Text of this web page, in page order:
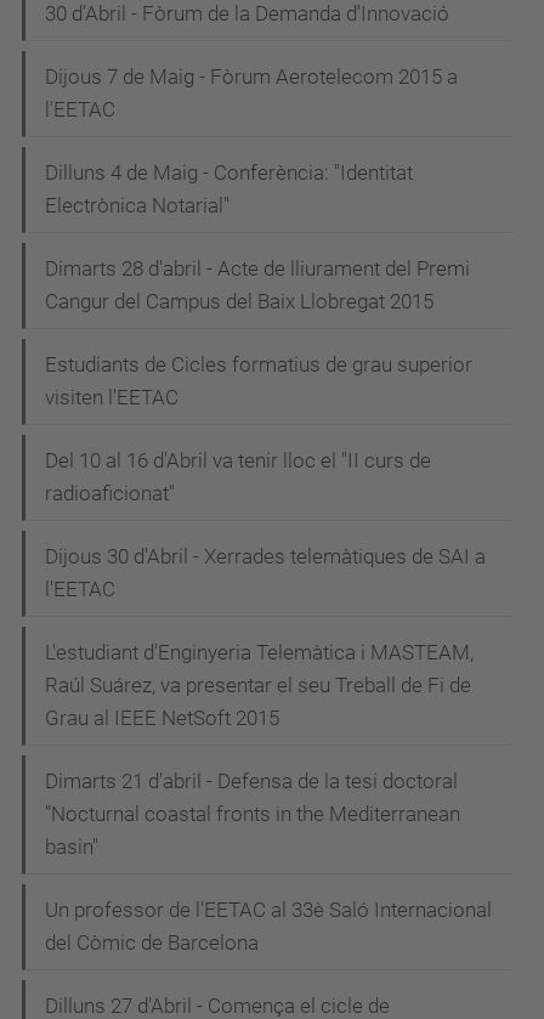
30 d'Abril - Fòrum de la Demanda d'Innovació
Dijous 7 de Maig - Fòrum Aerotelecom 2015 a
l'EETAC
Dilluns 4 de Maig - Conferència: "Identitat
Electrònica Notarial"
Dimarts 28 d'abril - Acte de lliurament del Premi
Cangur del Campus del Baix Llobregat 2015
Estudiants de Cicles formatius de grau superior
visiten l'EETAC
Del 10 al 16 d'Abril va tenir lloc el "II curs de
radioaficionat"
Dijous 30 d'Abril - Xerrades telemàtiques de SAI a
l'EETAC
L'estudiant d'Enginyeria Telemàtica i MASTEAM,
Raúl Suárez, va presentar el seu Treball de Fi de
Grau al IEEE NetSoft 2015
Dimarts 21 d'abril - Defensa de la tesi doctoral
"Nocturnal coastal fronts in the Mediterranean
basin"
Un professor de l'EETAC al 33è Saló Internacional
del Còmic de Barcelona
Dilluns 27 d'Abril - Comença el cicle de